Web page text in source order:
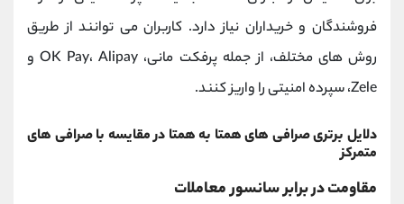
فروشندگان و خریداران نیاز دارد. کاربران می توانند از طریق
روش های مختلف، از جمله پرفکت مانی، OK Pay، Alipay و
Zele، سپرده امنیتی را واریز کنند.
دلایل برتری صرافی های همتا به همتا در مقایسه با صرافی های
متمرکز
مقاومت در برابر سانسور معاملات